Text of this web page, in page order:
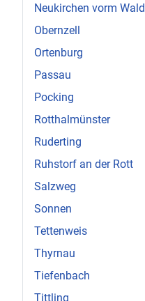
Neukirchen vorm Wald
Obernzell
Ortenburg
Passau
Pocking
Rotthalmünster
Ruderting
Ruhstorf an der Rott
Salzweg
Sonnen
Tettenweis
Thyrnau
Tiefenbach
Tittling